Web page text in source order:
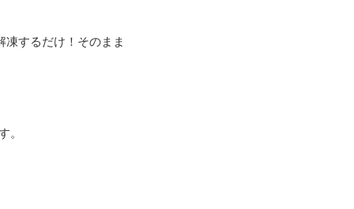
するだけ！そのまま
。